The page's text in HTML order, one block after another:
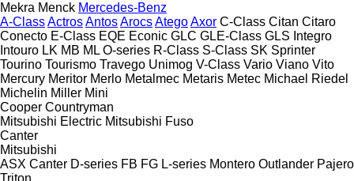
Mekra Menck Mercedes-Benz
A-ClassActrosAntosArocsAtegoAxor C-Class Citan Citaro
Conecto E-Class EQE Econic GLC GLE-Class GLS Integro
Intouro LK MB ML O-series R-Class S-Class SK Sprinter
Tourino Tourismo Travego Unimog V-Class Vario Viano Vito
Mercury Meritor Merlo Metalmec Metaris Metec Michael Riedel
Michelin Miller Mini
Cooper Countryman
Mitsubishi Electric Mitsubishi Fuso
Canter
Mitsubishi
ASX Canter D-series FB FG L-series Montero Outlander Pajero
Triton